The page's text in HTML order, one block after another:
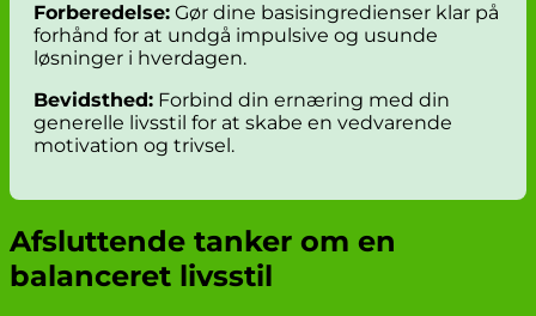
Forberedelse: Gør dine basisingredienser klar på
forhånd for at undgå impulsive og usunde
løsninger i hverdagen.
Bevidsthed: Forbind din ernæring med din
generelle livsstil for at skabe en vedvarende
motivation og trivsel.
Afsluttende tanker om en
balanceret livsstil